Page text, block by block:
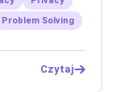
Problem Solving
Czytaj